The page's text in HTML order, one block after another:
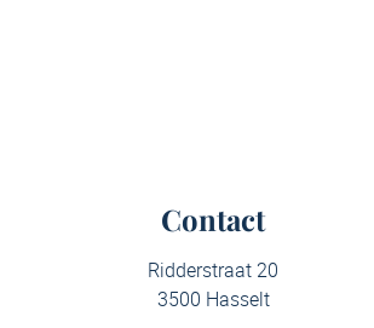
Contact
Ridderstraat 20
3500 Hasselt